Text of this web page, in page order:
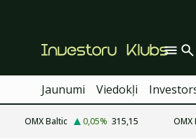
Jaunumi Viedokļi
OMX Baltic 0,05% 315,15 OMX